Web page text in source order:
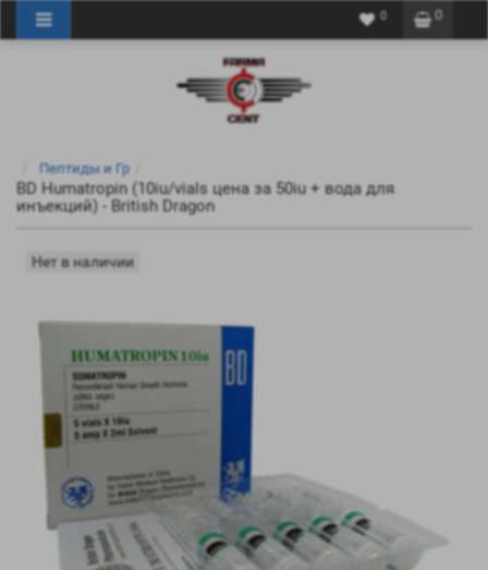
0
0
Пептиды и Гр
BD Humatropin (10iu/vials цена за 50iu + вода для
инъекций) - British Dragon
Нет в наличии